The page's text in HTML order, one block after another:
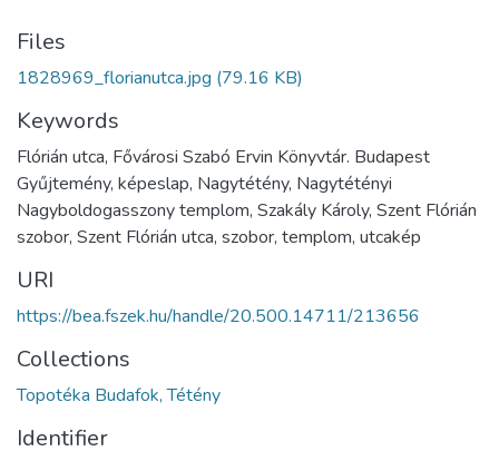
Files
1828969_florianutca.jpg (79.16 KB)
Keywords
Flórián utca, Fővárosi Szabó Ervin Könyvtár. Budapest
Gyűjtemény, képeslap, Nagytétény, Nagytétényi
Nagyboldogasszony templom, Szakály Károly, Szent Flórián
szobor, Szent Flórián utca, szobor, templom, utcakép
URI
https://bea.fszek.hu/handle/20.500.14711/213656
Collections
Topotéka Budafok, Tétény
Identifier